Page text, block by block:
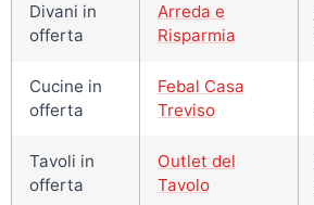
Divani in
offerta
Arreda e
Risparmia
Cucine in
offerta
Febal Casa
Treviso
Tavoli in
offerta
Outlet del
Tavolo